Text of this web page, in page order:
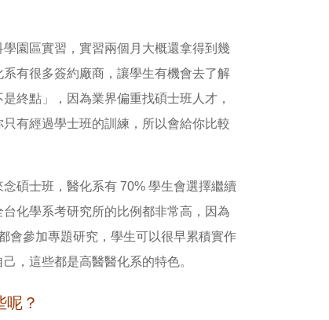
園區實習，實習兩個月大概還拿得到幾
有很多簽約廠商，讓學生有機會去了解
終點」，因為業界偏重找碩士班人才，
有經過學士班的訓練，所以會給你比較
碩士班，醫化系有 70% 學生會選擇繼續
化學系考研究所的比例都非常高，因為
會參加專題研究，學生可以很早累積實作
，這些都是高醫醫化系的特色。
？